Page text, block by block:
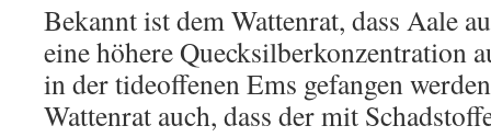
Bekannt ist dem Wattenrat, dass Aale
eine höhere Quecksilberkonzentration
in der tideoffenen Ems gefangen
Wattenrat auch, dass der mit